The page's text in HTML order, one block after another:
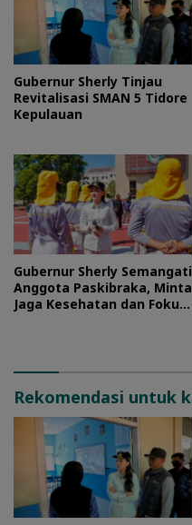
Gubernur Sherly Tinjau
Revitalisasi SMAN 5 Tidore
Kepulauan
Gubernur Sherly Semangati
Anggota Paskibraka, Minta
Jaga Kesehatan dan Fokus
Rekomendasi untuk